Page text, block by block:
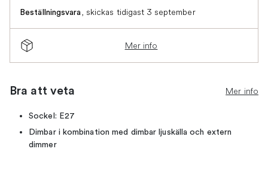
Beställningsvara, skickas tidigast 3 september
Mer info
Bra att veta Mer info
Sockel: E27
Dimbar i kombination med dimbar ljuskälla och extern
dimmer